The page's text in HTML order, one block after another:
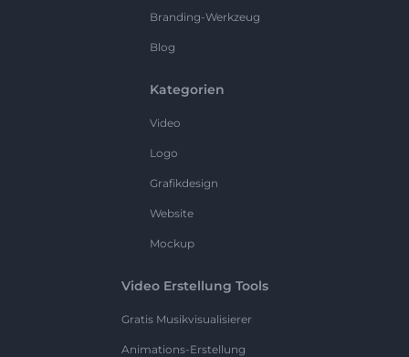
Branding-Werkzeug
Blog
Kategorien
Video
Logo
Grafikdesign
Website
Mockup
Video Erstellung Tools
Gratis Musikvisualisierer
Animations-Erstellung